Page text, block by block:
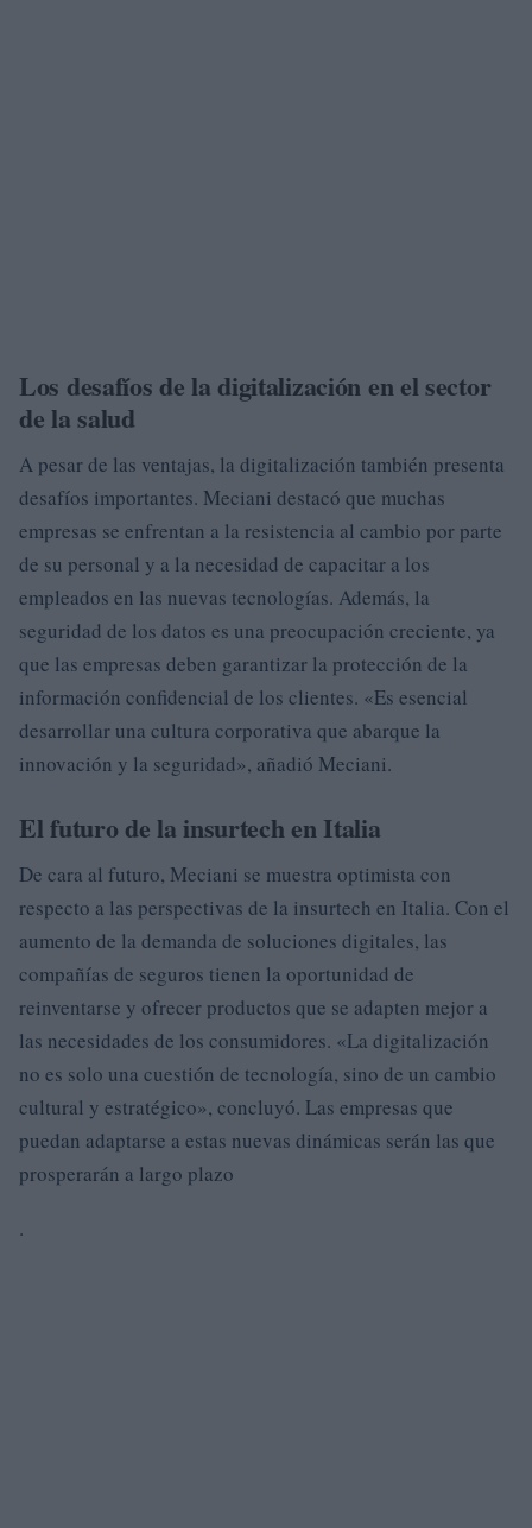
Los desafíos de la digitalización en el sector
de la salud
A pesar de las ventajas, la digitalización también presenta
desafíos importantes. Meciani destacó que muchas
empresas se enfrentan a la resistencia al cambio por parte
de su personal y a la necesidad de capacitar a los
empleados en las nuevas tecnologías. Además, la
seguridad de los datos es una preocupación creciente, ya
que las empresas deben garantizar la protección de la
información confidencial de los clientes. «Es esencial
desarrollar una cultura corporativa que abarque la
innovación y la seguridad», añadió Meciani.
El futuro de la insurtech en Italia
De cara al futuro, Meciani se muestra optimista con
respecto a las perspectivas de la insurtech en Italia. Con el
aumento de la demanda de soluciones digitales, las
compañías de seguros tienen la oportunidad de
reinventarse y ofrecer productos que se adapten mejor a
las necesidades de los consumidores. «La digitalización
no es solo una cuestión de tecnología, sino de un cambio
cultural y estratégico», concluyó. Las empresas que
puedan adaptarse a estas nuevas dinámicas serán las que
prosperarán a largo plazo
.